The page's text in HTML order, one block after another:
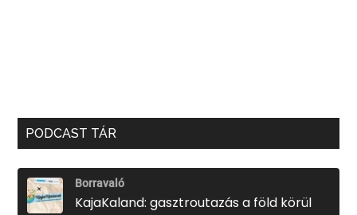
PODCAST TÁR
Borravaló
KajaKaland: gasztroutazás a föld körül